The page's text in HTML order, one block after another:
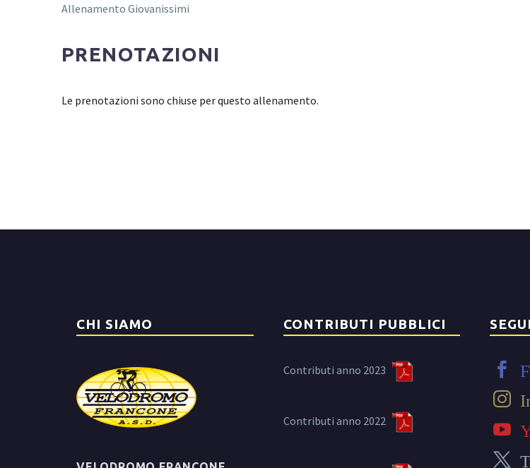
Allenamento Giovanissimi
PRENOTAZIONI
Le prenotazioni sono chiuse per questo allenamento.
CHI SIAMO CONTRIBUTI PUBBLICI
Contributi anno 2023
Contributi anno 2022